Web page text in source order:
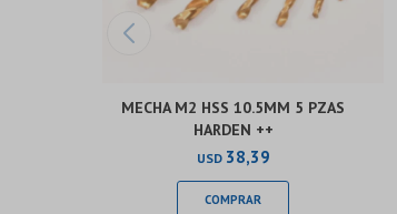
MECHA M2 HSS 10.5MM 5 PZAS
HARDEN ++
USD 38,39